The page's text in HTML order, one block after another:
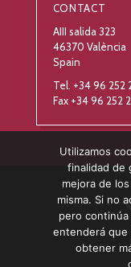
CONTACT
AIII salida 323
46370 València
Spain
Tel. +34 96 252
Fax +34 96 252
Utilizamos
finalidad de
mejora de
misma. Si no
pero
entenderá que
obtener